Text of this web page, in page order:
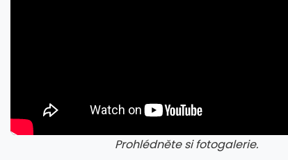
Prohlédněte si fotogalerie.